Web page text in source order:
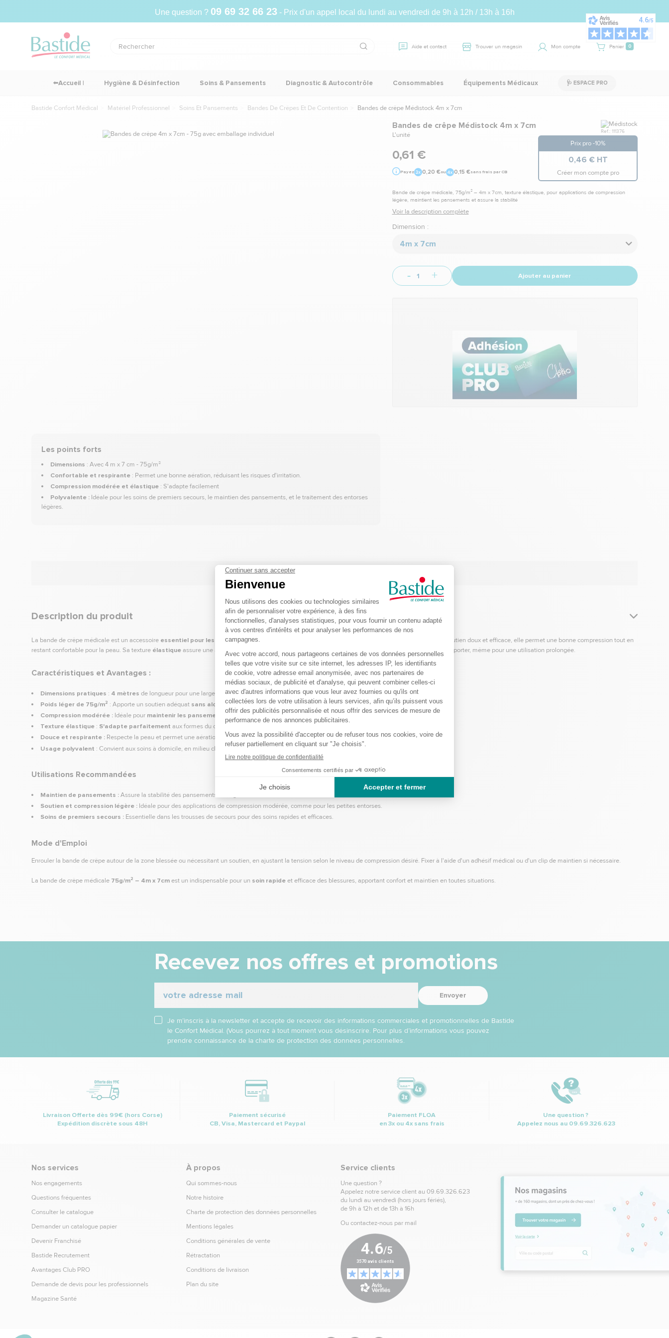
Une question ? 09 69 32 66 23- Prix d'un appel local du lundi au vendredi de 9h à 12h / 13h à 16h
Aide et contact Trouver un magasin Mon compte Panier 0
⬅️Accueil | Hygiène & Désinfection Soins & Pansements Diagnostic & Autocontrôle Consommables Équipements Médicaux 🩺 ESPACE PRO
Bastide Confort Médical Matériel Professionnel Soins Et Pansements Bandes De Crêpes Et De Contention Bandes de crêpe Médistock 4m x 7cm
Les points forts
Dimensions : Avec 4 m x 7 cm - 75g/m²
Confortable et respirante: Permet une bonne aération, réduisant les risques d'irritation.
Compression modérée et élastique: S'adapte facilement
Polyvalente :Idéale pour les soins de premiers secours, le maintien des pansements, et le traitement des entorses
légères.
Bandes de crêpe Médistock 4m x 7cm
L'unité
Marque
Ref.: 111376
0,61 €
Prix pro -10%
0,46 € HT
Créer mon compte pro
Payez 0,20 €ou 0,15 €sans frais par CB
Bande de crêpe médicale, 75g/m² – 4m x 7cm, texture élastique, pour applications de compression
légère, maintient les pansements et assure la stabilité
Voir la description complète
Dimension :
4m x 7cm
- + Ajouter au panier
DESCRIPTION DU PRODUIT
Description du produit
La bande de crêpe médicale est un accessoire essentiel pour les soinsde premiers secours et le
. Conçue pour offrir un soutien doux et efficace, elle permet une bonne compression tout en
restant confortable pour la peau. Sa texture élastiqueassure une adhérence optimale, tandis que sa et sa respirabilité la rendent agréable à porter, même pour une utilisation prolongée.
Caractéristiques et Avantages :
Dimensions pratiques : 4 mètres de longueur pour une largeur de7 cm, permettant de couvrir efficacement les zones blessées.
Poids léger de 75g/m² : Apporte un soutien adéquatsans alourdirni restreindre les mouvements.
Compression modérée :Idéale pour maintenir les pansementsou pour des applications de compression légère.
Texture élastique : S'adapte parfaitement aux formes du corps pour un confort maximal.
Douce et respirante :Respecte la peau et permet une aération, réduisant les risques d'irritation.
Usage polyvalent : Convient aux soins à domicile, en milieu clinique, et dans les kits de premiers secours.
Utilisations Recommandées
Maintien de pansements :Assure la stabilité des pansements sans glisser.
Soutien et compression légère :Idéale pour des applications de compression modérée, comme pour les petites entorses.
Soins de premiers secours : Essentielle dans les trousses de secours pour des soins rapides et efficaces.
Mode d'Emploi
Enrouler la bande de crêpe autour de la zone blessée ou nécessitant un soutien, en ajustant la tension selon le niveau de compression désiré. Fixer à l'aide d'un adhésif médical ou d'un clip de maintien si nécessaire.
La bande de crêpe médicale 75g/m² – 4m x 7cmest un indispensable pour un soin rapideet efficace des blessures, apportant confort et maintien en toutes situations.
Recevez nos offres et promotions
Envoyer
Je m’inscris à la newsletter et accepte de recevoir des informations commerciales et promotionnelles de Bastide
le Confort Médical. (Vous pourrez à tout moment vous désinscrire. Pour plus d’informations vous pouvez
prendre connaissance de la charte de protection des données personnelles.
Livraison Offerte dès 99€ (hors Corse)
Expédition discrète sous 48H
Paiement sécurisé
CB, Visa, Mastercard et Paypal
Paiement FLOA
en 3x ou 4x sans frais
Une question ?
Appelez nous au 09.69.326.623
Nos services
Nos engagements
Questions fréquentes
Consulter le catalogue
Demander un catalogue papier
Devenir Franchisé
Bastide Recrutement
Avantages Club PRO
Demande de devis pour les professionnels
Magazine Santé
À propos
Qui sommes-nous
Notre histoire
Charte de protection des données personnelles
Mentions légales
Conditions générales de vente
Rétractation
Conditions de livraison
Plan du site
Service clients
Une question ?
Appelez notre service client au 09.69.326.623
du lundi au vendredi (hors jours fériés),
de 9h à 12h et de 13h à 16h
Ou contactez-nous par mail